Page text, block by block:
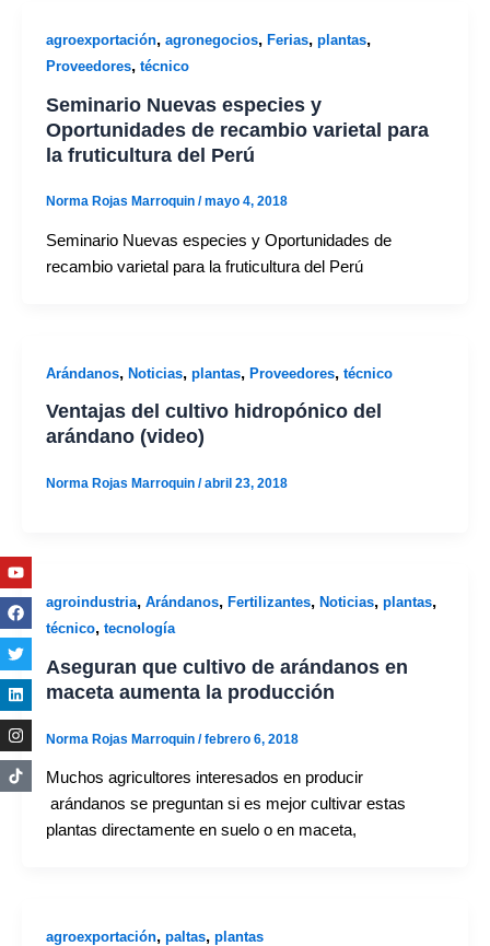
agroexportación, agronegocios, Ferias, plantas,
Proveedores, técnico
Seminario Nuevas especies y
Oportunidades de recambio varietal para
la fruticultura del Perú
Norma Rojas Marroquin /mayo 4, 2018
Seminario Nuevas especies y Oportunidades de
recambio varietal para la fruticultura del Perú
Arándanos, Noticias, plantas, Proveedores, técnico
Ventajas del cultivo hidropónico del
arándano (video)
Norma Rojas Marroquin /abril 23, 2018
agroindustria, Arándanos, Fertilizantes, Noticias, plantas,
técnico, tecnología
Aseguran que cultivo de arándanos en
maceta aumenta la producción
Norma Rojas Marroquin /febrero 6, 2018
Muchos agricultores interesados en producir
arándanos se preguntan si es mejor cultivar estas
plantas directamente en suelo o en maceta,
agroexportación, paltas, plantas
Youtube
Facebook
Twitter
Linkedin
Instagram